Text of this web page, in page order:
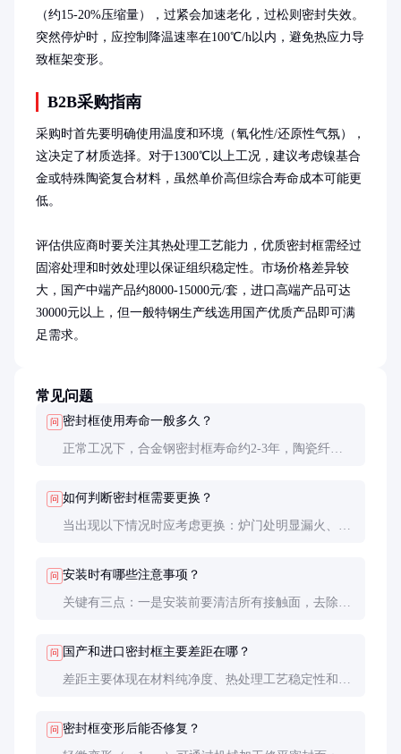
（约15-20%压缩量），过紧会加速老化，过松则密封失效。
突然停炉时，应控制降温速率在100℃/h以内，避免热应力导
致框架变形。
B2B采购指南
采购时首先要明确使用温度和环境（氧化性/还原性气氛），
这决定了材质选择。对于1300℃以上工况，建议考虑镍基合
金或特殊陶瓷复合材料，虽然单价高但综合寿命成本可能更
低。
评估供应商时要关注其热处理工艺能力，优质密封框需经过
固溶处理和时效处理以保证组织稳定性。市场价格差异较
大，国产中端产品约8000-15000元/套，进口高端产品可达
30000元以上，但一般特钢生产线选用国产优质产品即可满
足需求。
常见问题
问 密封框使用寿命一般多久？
正常工况下，合金钢密封框寿命约2-3年，陶瓷纤维
需更换。
问 如何判断密封框需要更换？
当出现以下情况时应考虑更换：炉门处明显漏火、炉
框温度分布也是有效的预防性维护手段。
问 安装时有哪些注意事项？
关键有三点：一是安装前要清洁所有接触面，去除氧
热膨胀协调。安装不当是导致早期失效的常见原因。
问 国产和进口密封框主要差距在哪？
差距主要体现在材料纯净度、热处理工艺稳定性和细
仅为进口的1/2到1/3，性价比优势明显。
问 密封框变形后能否修复？